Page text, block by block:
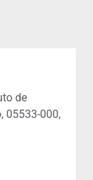
de
05533-000,